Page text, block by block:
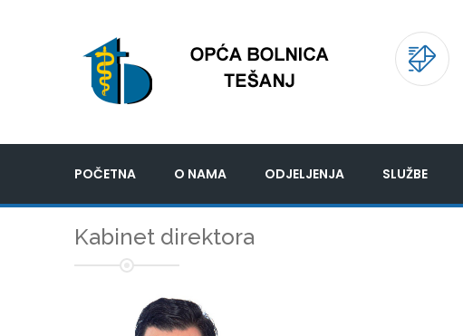
POČETNA O NAMA ODJELJENJA SLUŽBE
Kabinet direktora